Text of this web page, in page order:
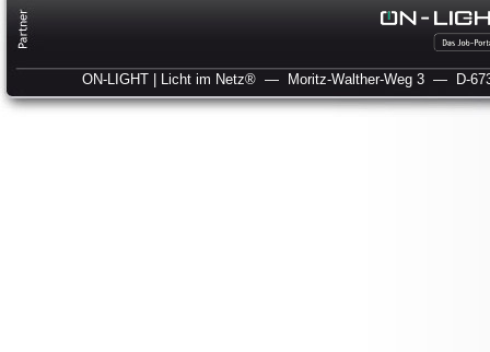
ON-LIGHT | Licht im Netz® — Moritz-Walther-Weg 3 — D-